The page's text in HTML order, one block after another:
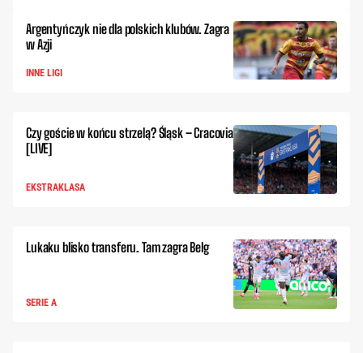
Argentyńczyk nie dla polskich klubów. Zagra
w Azji
INNE LIGI
Czy goście w końcu strzelą? Śląsk – Cracovia
[LIVE]
EKSTRAKLASA
Lukaku blisko transferu. Tam zagra Belg
SERIE A